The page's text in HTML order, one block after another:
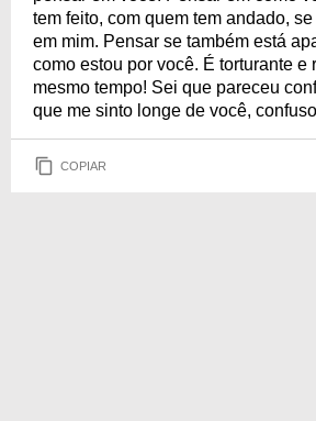
tem feito, com quem tem andado,
em mim. Pensar se também está
como estou por você. É torturante e
mesmo tempo! Sei que pareceu
que me sinto longe de você,
COPIAR